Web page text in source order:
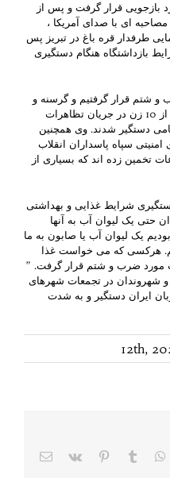
بازجویی قرار گرفت و پس از
ای با صدای آمریكا ،
طرفدار قره باغ در تبریز پس
بازداشتگاه هنگام دستگیری
شتم قرار گرفتیم و گرسنه و
تشنگ بودیم وی گفت: 30 مرد و بیش از 10 زن در جریان تظاهرات
دستگیر شدند. وی همچنین
سپاه پاسداران انقلاب
تخمین زده اند که بسیاری از
شرایط غذایی و بهداشتی
حتی یک لیوان آب به آنها
یک لیوان آب یا صابون به ما
هرکسی که می خواست غذا
مورد ضرب و شتم قرار گرفت. ”
ملی و شهروندان در تجمعات شهرهای
ایران دستگیر و به شدت
WhatsApp
Tumblr
Pinterest
Vk
پست